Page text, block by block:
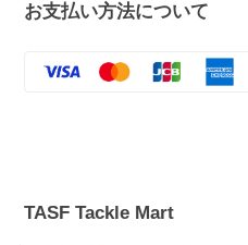
お支払い方法について
TASF Tackle Mart